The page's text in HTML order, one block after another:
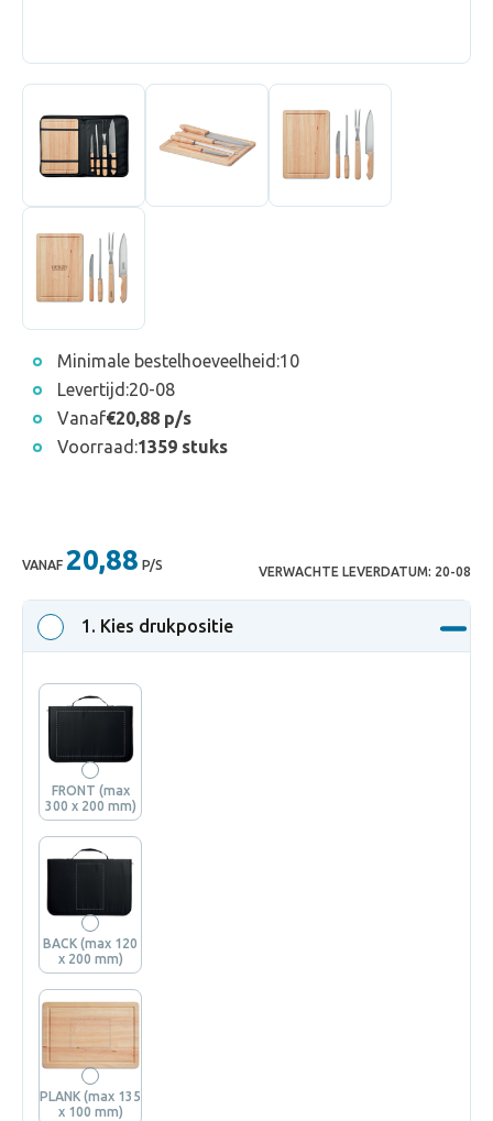
Minimale bestelhoeveelheid:10
Levertijd:20-08
Vanaf€20,88 p/s
Voorraad:1359 stuks
VANAF 20,88 P/S VERWACHTE LEVERDATUM: 20-08
1 . Kies drukpositie
FRONT (max
300 x 200 mm)
BACK (max 120
x 200 mm)
PLANK (max 135
x 100 mm)